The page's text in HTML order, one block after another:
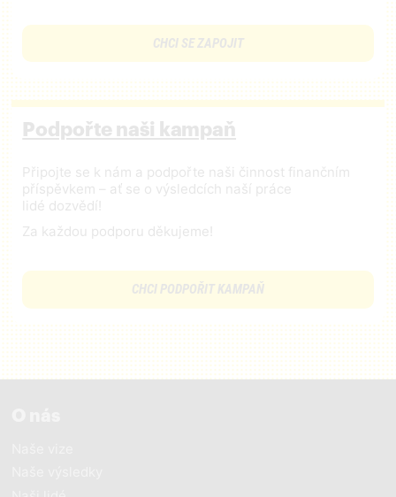
CHCI SE ZAPOJIT
Podpořte naši kampaň
Připojte se k nám a podpořte naši činnost finančním
příspěvkem – ať se o výsledcích naší práce
lidé dozvědí!
Za každou podporu děkujeme!
CHCI PODPOŘIT KAMPAŇ